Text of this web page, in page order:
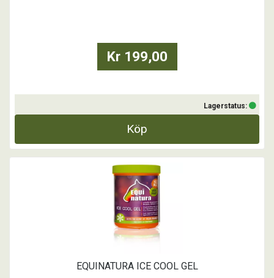
Kr 199,00
Lagerstatus:
Köp
EQUINATURA ICE COOL GEL